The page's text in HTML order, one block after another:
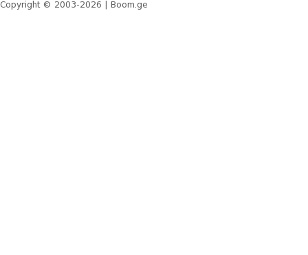
Copyright © 2003-2026 | Boom.ge